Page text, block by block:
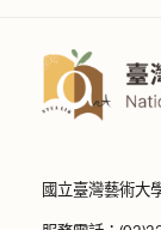
國立臺灣藝術大